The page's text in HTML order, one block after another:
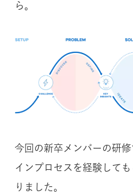
ら。
今回の新卒メンバーの研
インプロセスを経験して
りました。